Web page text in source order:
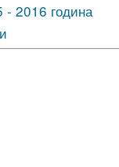
- 2016 година